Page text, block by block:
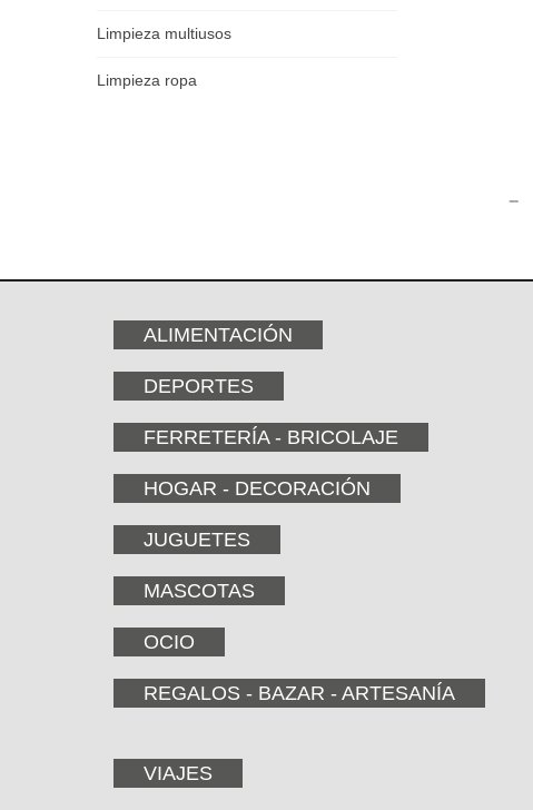
Limpieza multiusos
Limpieza ropa
ALIMENTACIÓN
DEPORTES
FERRETERÍA - BRICOLAJE
HOGAR - DECORACIÓN
JUGUETES
MASCOTAS
OCIO
REGALOS - BAZAR - ARTESANÍA
VIAJES